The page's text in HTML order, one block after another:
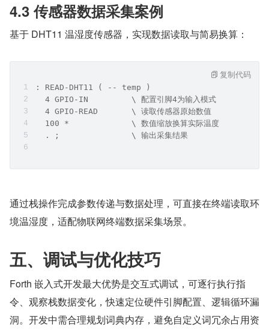
4.3 传感器数据采集案例
基于 DHT11 温湿度传感器，实现数据读取与简易换算：
: READ-DHT11 ( -- temp )
  4 GPIO-IN         \ 配置引脚4为输入模式
  4 GPIO-READ       \ 读取传感器原始数值
  100 *             \ 数值缩放换算实际温度
  . ;               \ 输出采集结果
复制代码
通过栈操作完成参数传递与数据处理，可直接在终端读取环
境温湿度，适配物联网终端数据采集场景。
五、调试与优化技巧
Forth 嵌入式开发最大优势是交互式调试，可逐行执行指
令、观察栈数据变化，快速定位硬件引脚配置、逻辑循环漏
洞。开发中需合理规划词典内存，避免自定义词冗余占用资